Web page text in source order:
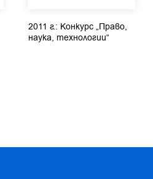
2011 г.: Конкурс „Право,
наука, технологии“